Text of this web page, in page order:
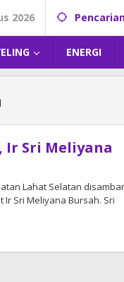
2026
ENERGI
Ir Sri Meliyana
Lahat Selatan
Ir Sri Meliyana Bursah. Sri